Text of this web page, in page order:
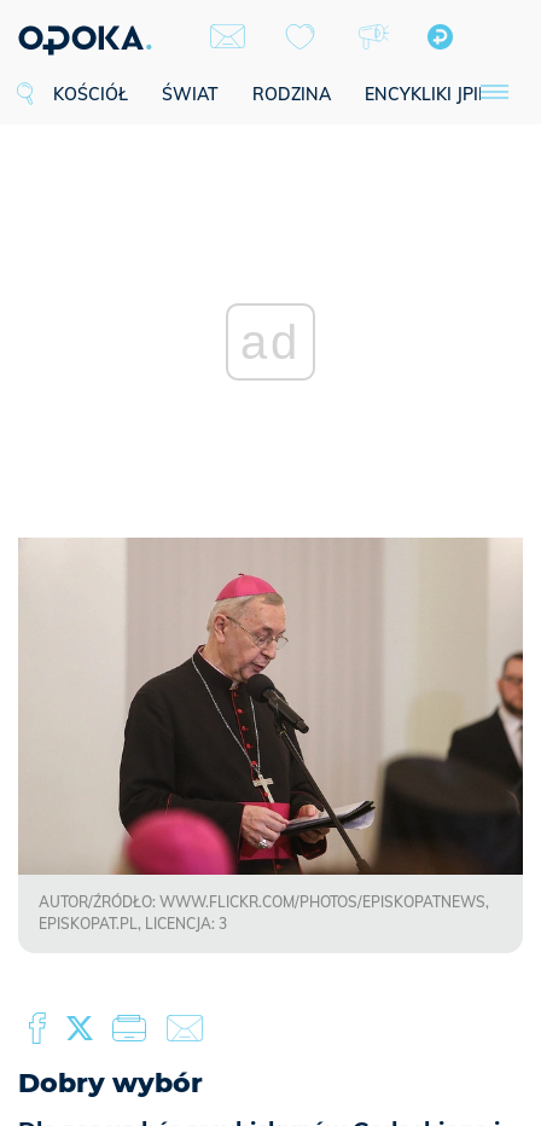
KOŚCIÓŁ ŚWIAT RODZINA ENCYKLIKI JPII
ad
AUTOR/ŹRÓDŁO: WWW.FLICKR.COM/PHOTOS/EPISKOPATNEWS,
EPISKOPAT.PL, LICENCJA: 3
Dobry wybór